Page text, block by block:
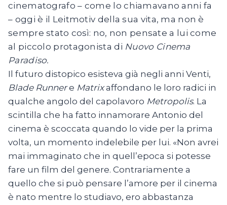
cinematografo – come lo chiamavano anni fa
– oggi è il Leitmotiv della sua vita, ma non è
sempre stato così: no, non pensate a lui come
al piccolo protagonista di Nuovo Cinema
Paradiso.
Il futuro distopico esisteva già negli anni Venti,
Blade Runnere Matrixaffondano le loro radici in
qualche angolo del capolavoro Metropolis. La
scintilla che ha fatto innamorare Antonio del
cinema è scoccata quando lo vide per la prima
volta, un momento indelebile per lui. «Non avrei
mai immaginato che in quell’epoca si potesse
fare un film del genere. Contrariamente a
quello che si può pensare l’amore per il cinema
è nato mentre lo studiavo, ero abbastanza